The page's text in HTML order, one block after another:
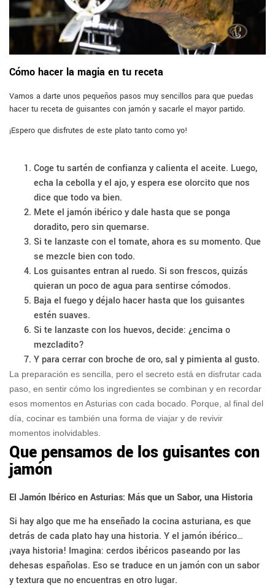
Cómo hacer la magia en tu receta
Vamos a darte unos pequeños pasos muy sencillos para que puedas
hacer tu receta de guisantes con jamón y sacarle el mayor partido.
¡Espero que disfrutes de este plato tanto como yo!
Coge tu sartén de confianza y calienta el aceite. Luego,
echa la cebolla y el ajo, y espera ese olorcito que nos
dice que todo va bien.
Mete el jamón ibérico y dale hasta que se ponga
doradito, pero sin quemarse.
Si te lanzaste con el tomate, ahora es su momento. Que
se mezcle bien con todo.
Los guisantes entran al ruedo. Si son frescos, quizás
quieran un poco de agua para sentirse cómodos.
Baja el fuego y déjalo hacer hasta que los guisantes
estén suaves.
Si te lanzaste con los huevos, decide: ¿encima o
mezcladito?
Y para cerrar con broche de oro, sal y pimienta al gusto.
La preparación es sencilla, pero el secreto está en disfrutar cada
paso, en sentir cómo los ingredientes se combinan y en recordar
esos momentos en Asturias con cada bocado. Porque, al final del
día, cocinar es también una forma de viajar y de revivir
momentos inolvidables.
Que pensamos de los guisantes con
jamón
El Jamón Ibérico en Asturias: Más que un Sabor, una Historia
Si hay algo que me ha enseñado la cocina asturiana, es que
detrás de cada plato hay una historia. Y el jamón ibérico…
¡vaya historia! Imagina: cerdos ibéricos paseando por las
dehesas españolas. Eso se traduce en un jamón con un sabor
y textura que no encuentras en otro lugar.